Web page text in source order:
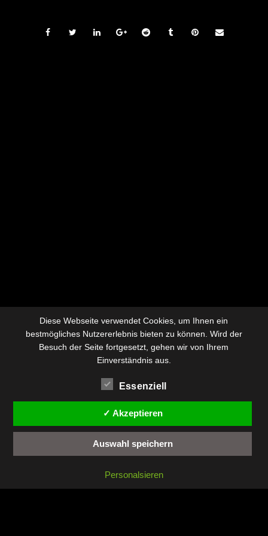
Diese Webseite verwendet Cookies, um Ihnen ein
bestmögliches Nutzererlebnis bieten zu können. Wird der
Besuch der Seite fortgesetzt, gehen wir von Ihrem
Einverständnis aus.
Essenziell
✓ Akzeptieren
Auswahl speichern
Personalsieren